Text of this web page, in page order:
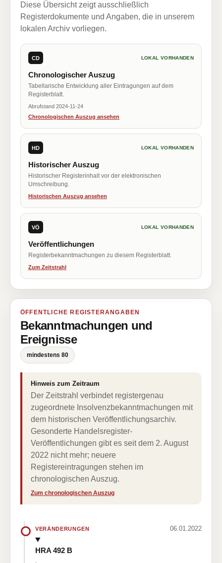
Diese Übersicht zeigt ausschließlich
Registerdokumente und Angaben, die in unserem
lokalen Archiv vorliegen.
CD LOKAL VORHANDEN
Chronologischer Auszug
Tabellarische Entwicklung aller Eintragungen auf dem
Registerblatt.
Abrufstand 2024-11-24
Chronologischen Auszug ansehen
HD LOKAL VORHANDEN
Historischer Auszug
Historischer Registerinhalt vor der elektronischen
Umschreibung.
Historischen Auszug ansehen
VÖ LOKAL VORHANDEN
Veröffentlichungen
Registerbekanntmachungen zu diesem Registerblatt.
Zum Zeitstrahl
ÖFFENTLICHE REGISTERANGABEN
Bekanntmachungen und
Ereignisse
mindestens 80
Hinweis zum Zeitraum
Der Zeitstrahl verbindet registergenau
zugeordnete Insolvenzbekanntmachungen mit
dem historischen Veröffentlichungsarchiv.
Gesonderte Handelsregister-
Veröffentlichungen gibt es seit dem 2. August
2022 nicht mehr; neuere
Registereintragungen stehen im
chronologischen Auszug.
Zum chronologischen Auszug
VERÄNDERUNGEN 06.01.2022
HRA 492 B